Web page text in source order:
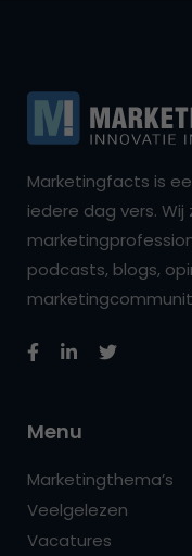
Marketingfacts is
iedere dag vers.
podcasts, blogs,
Menu
Marketingthema’s
Veelgelezen
Vacatures